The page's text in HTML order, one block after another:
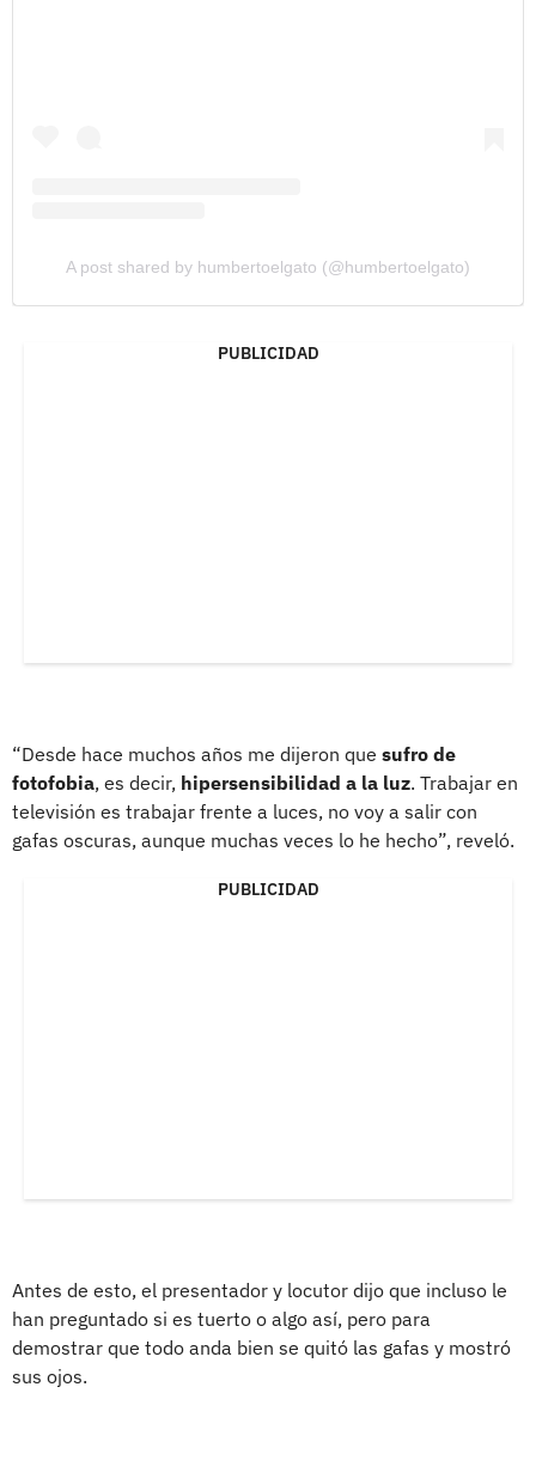
A post shared by humbertoelgato (@humbertoelgato)
PUBLICIDAD
“Desde hace muchos años me dijeron que sufro de
fotofobia, es decir, hipersensibilidad a la luz. Trabajar en
televisión es trabajar frente a luces, no voy a salir con
gafas oscuras, aunque muchas veces lo he hecho”, reveló.
PUBLICIDAD
Antes de esto, el presentador y locutor dijo que incluso le
han preguntado si es tuerto o algo así, pero para
demostrar que todo anda bien se quitó las gafas y mostró
sus ojos.